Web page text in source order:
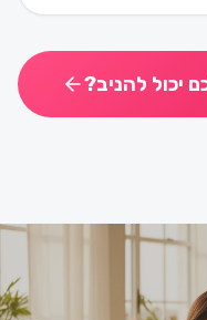
יכול להניב?